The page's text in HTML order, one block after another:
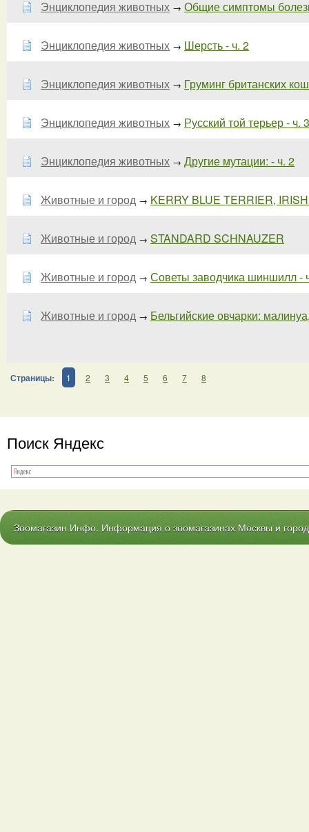
Энциклопедия животных → Общие симптомы
Энциклопедия животных → Шерсть - ч. 2
Энциклопедия животных → Груминг британских
Энциклопедия животных → Русский той терьер - ч. 3
Энциклопедия животных → Другие мутации: - ч. 2
Животные и город → KERRY BLUE TERRIER,
Животные и город → STANDARD SCHNAUZER
Животные и город → Советы заводчика шиншилл -
Животные и город → Бельгийские овчарки:
Страницы: 1 2 3 4 5 6 7 8
Поиск Яндекс
Зоомагазин Инфо. Информация о зоомагазинах Москвы и